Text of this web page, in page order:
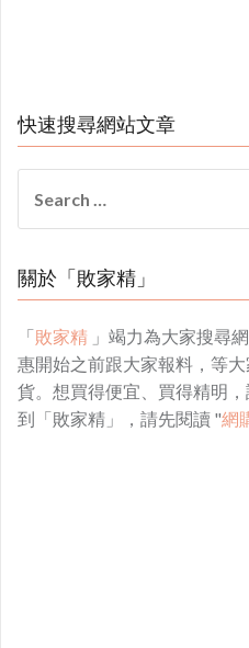
快速搜尋網站文章
for:
關於「敗家精」
「敗家精 」竭力為大家搜尋
惠開始之前跟大家報料，等
貨。想買得便宜、買得精明
到「敗家精」，請先閱讀 "網